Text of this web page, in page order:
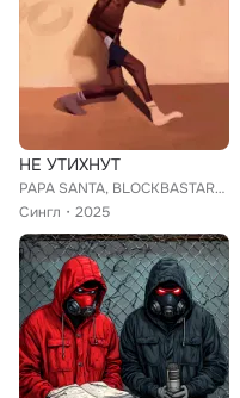
НЕ УТИХНУТ
PAPA SANTA, BLOCKBASTARD, blessedgarden
Сингл
2025